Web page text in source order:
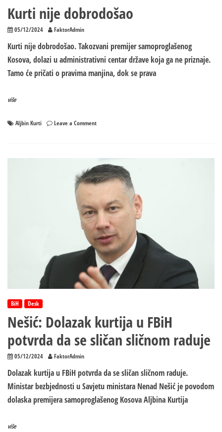
Kurti nije dobrodošao
05/12/2024 FaktorAdmin
Kurti nije dobrodošao. Takozvani premijer samoproglašenog
Kosova, dolazi u administrativni centar države koja ga ne priznaje.
Tamo će pričati o pravima manjina, dok se prava
više
Aljbin Kurti Leave a Commenton
BiH Desk
Nešić: Dolazak kurtija u FBiH
potvrda da se sličan sličnom raduje
05/12/2024 FaktorAdmin
Dolazak kurtija u FBiH potvrda da se sličan sličnom raduje.
Ministar bezbjednosti u Savjetu ministara Nenad Nešić je povodom
dolaska premijera samoproglašenog Kosova Aljbina Kurtija
više